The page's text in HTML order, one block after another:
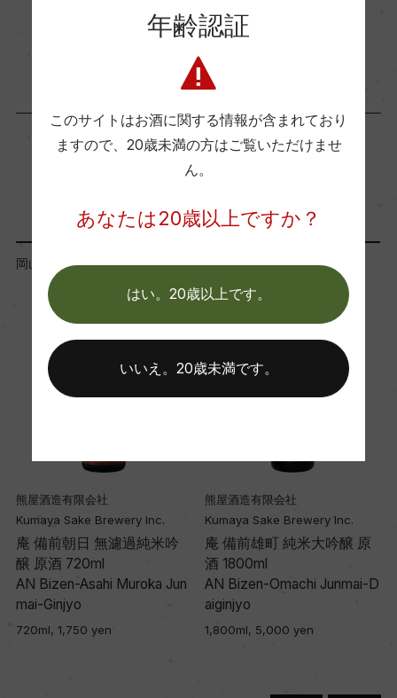
明利M310
商品に関するお問い合わせはこちら
岡山県
熊屋酒造有限会社
Kumaya Sake Brewery Inc.
庵 備前朝日 無濾過純米吟
醸 原酒 720ml
AN Bizen-Asahi Muroka Jun
mai-Ginjyo
720ml, 1,750 yen
岡山県
熊屋酒造有限会社
Kumaya Sake Brewery Inc.
庵 備前雄町 純米大吟醸 原
酒 1800ml
AN Bizen-Omachi Junmai-D
aiginjyo
1,800ml, 5,000 yen
年齢認証
このサイトはお酒に関する情報が含まれており
ますので、 20歳未満の方はご覧いただけませ
ん。
あなたは20歳以上ですか？
はい。20歳以上です。
いいえ。20歳未満です。